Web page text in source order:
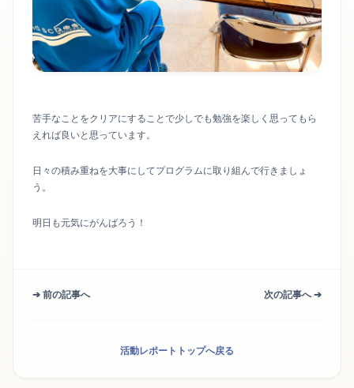
苦手なことをクリアにすることで少しでも勉強を楽しく思ってもら
えれば良いと思っています。
日々の積み重ねを大事にしてプログラムに取り組んで行きましょ
う。
明日も元気にがんばろう！
➔ 前の記事へ 次の記事へ ➔
活動レポートトップへ戻る